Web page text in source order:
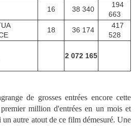
16 38 340
194
663
18 36 174
417
528
2 072 165
de grosses entrées encore cette
million d'entrées en un mois et
un autre atout de ce film démesuré. Une